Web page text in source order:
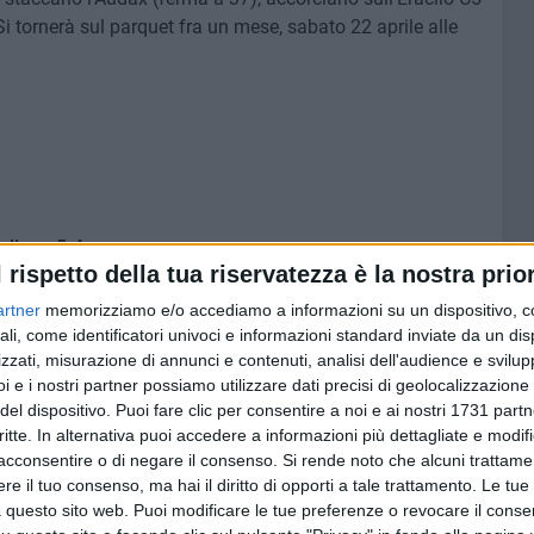
rispetto della tua riservatezza è la nostra
memorizziamo e/o accediamo a informazioni su un dispositivo,
come identificatori univoci e informazioni standard inviate da un
misurazione di annunci e contenuti, analisi dell'audience e
e i nostri partner possiamo utilizzare dati precisi di
dispositivo. Puoi fare clic per consentire a noi e ai nostri 1731
In alternativa puoi accedere a informazioni più dettagliate e
o di negare il consenso. Si rende noto che alcuni
il tuo consenso, ma hai il diritto di opporti a tale trattamento. Le
sito web. Puoi modificare le tue preferenze o revocare il
tornerà sul parquet fra un mese, sabato 22 aprile alle
5-4
2-8